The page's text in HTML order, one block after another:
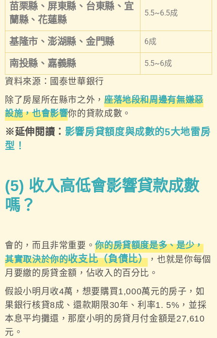
苗栗縣、屏東縣、台東縣、宜
蘭縣、花蓮縣
5.5~6.5成
基隆市、澎湖縣、金門縣 6成
南投縣、嘉義縣 5.5~6成
資料來源：國泰世華銀行
除了房屋所在縣市之外， 座落地段和周邊有無嫌惡
設施，也會影響你的貸款成數。
※延伸閱讀： 影響房貸額度與成數的5大地雷房
型！
(5) 收入高低會影響貸款成數
嗎？
會的，而且非常重要。你的房貸額度是多、是少，
其實取決於你的收支比（負債比） ，也就是你每個
月要繳的房貸金額，佔收入的百分比。
假設小明月收4萬，想要購買1,000萬元的房子，如
果銀行核貸8成、還款期限30年、利率1. 5%，並採
本息平均攤還，那麼小明的房貸月付金額是27,610
元。